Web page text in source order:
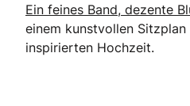
Ein feines Band, dezente
einem kunstvollen
inspirierten Hochzeit.